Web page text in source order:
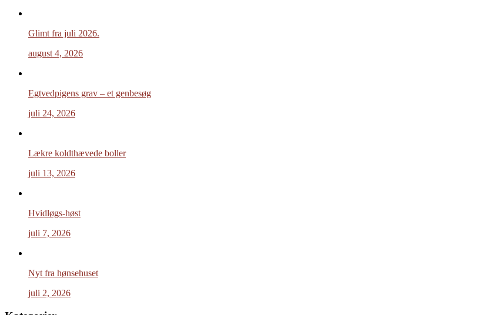
Glimt fra juli 2026.
august 4, 2026
Egtvedpigens grav – et genbesøg
juli 24, 2026
Lækre koldthævede boller
juli 13, 2026
Hvidløgs-høst
juli 7, 2026
Nyt fra hønsehuset
juli 2, 2026